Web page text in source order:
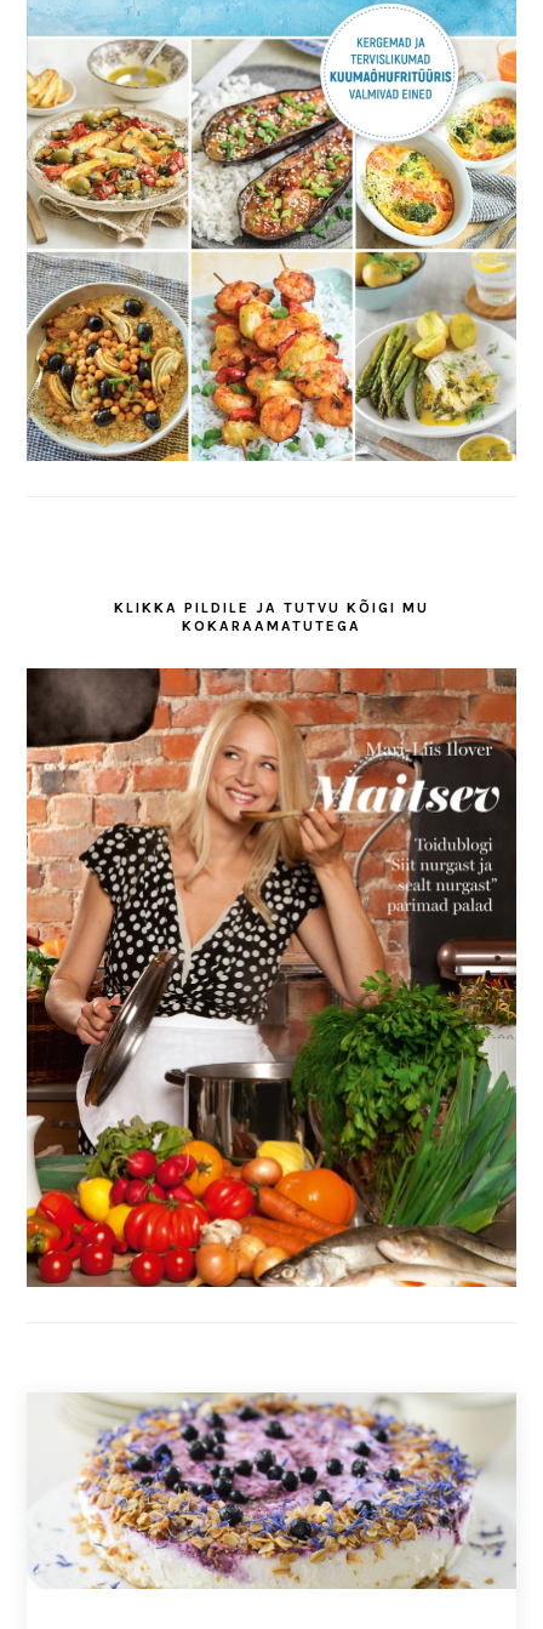
KLIKKA PILDILE JA TUTVU KÕIGI MU
KOKARAAMATUTEGA